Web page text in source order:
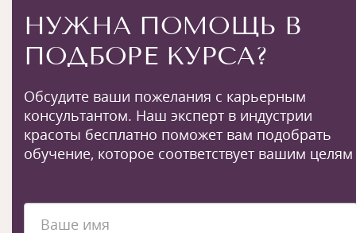
НУЖНА ПОМОЩЬ В
ПОДБОРЕ КУРСА?
Обсудите ваши пожелания с карьерным
консультантом. Наш эксперт в индустрии
красоты бесплатно поможет вам подобрать
обучение, которое соответствует вашим целям